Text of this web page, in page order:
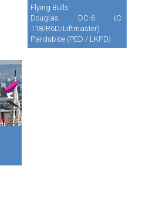
Flying Bulls
Douglas DC-6 (C-
118/R6D/Liftmaster)
Pardubice (PED / LKPD)